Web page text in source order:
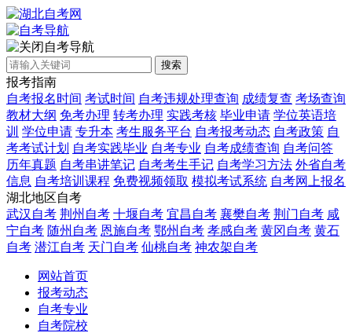
自考导航
搜索
报考指南
自考报名时间 考试时间 自考违规处理查询 成绩复查 考场查询
教材大纲 免考办理 转考办理 实践考核 毕业申请 学位英语培
训 学位申请 专升本 考生服务平台 自考报考动态 自考政策 自
考考试计划 自考实践毕业 自考专业 自考成绩查询 自考问答
历年真题 自考串讲笔记 自考考生手记 自考学习方法 外省自考
信息 自考培训课程 免费视频领取 模拟考试系统 自考网上报名
湖北地区自考
武汉自考 荆州自考 十堰自考 宜昌自考 襄樊自考 荆门自考 咸
宁自考 随州自考 恩施自考 鄂州自考 孝感自考 黄冈自考 黄石
自考 潜江自考 天门自考 仙桃自考 神农架自考
网站首页
报考动态
自考专业
自考院校